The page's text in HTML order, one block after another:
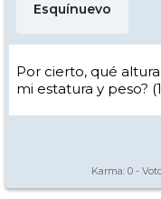
Esquínuevo
Por cierto, qué
mi estatura y peso?
Karma: 0 -